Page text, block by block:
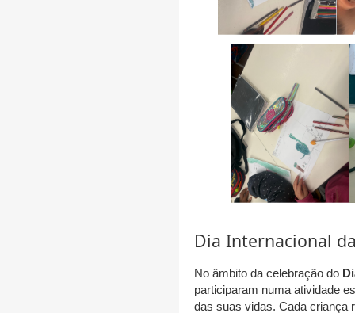
Dia Internacional
No âmbito da celebração do
participaram numa atividade
das suas vidas. Cada criança